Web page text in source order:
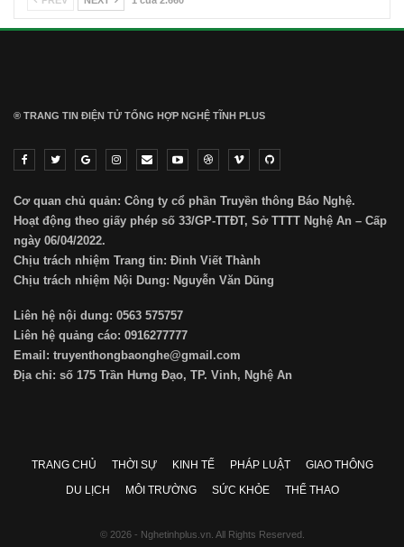
® TRANG TIN ĐIỆN TỬ ТỔNG HỢP NGHỆ TĨNH PLUS
Cơ quan chủ quản: Công ty cổ phần Truyền thông Báo Nghệ.
Hoạt động theo giấy phép số 33/GP-TTĐT, Sở TTTT Nghệ An – Cấp
ngày 06/04/2022.
Chịu trách nhiệm Trang tin: Đinh Viết Thành
Chịu trách nhiệm Nội Dung: Nguyễn Văn Dũng
Liên hệ nội dung: 0563 575757
Liên hệ quảng cáo: 0916277777
Email: truyenthongbaonghe@gmail.com
Địa chỉ: số 175 Trần Hưng Đạo, TP. Vinh, Nghệ An
TRANG CHỦ THỜI SỰ KINH TẾ PHÁP LUẬT
GIAO THÔNG
DU LỊCH
MÔI TRƯỜNG SỨC KHỎE THỂ THAO
© 2026 - Nghetinhplus.vn. All Rights Reserved.